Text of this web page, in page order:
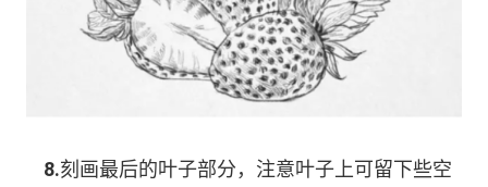
8.刻画最后的叶子部分，注意叶子上可留下些空